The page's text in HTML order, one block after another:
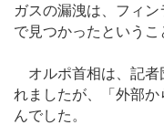
ガスの漏洩は、フィ
で見つかったというこ
オルポ首相は、記者
れましたが、「外部
んでした。